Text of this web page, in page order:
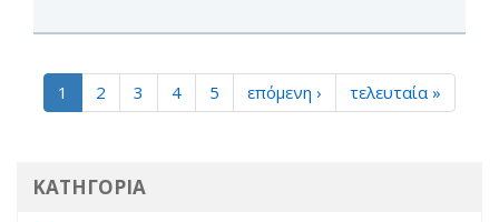
1 2 3 4 5 επόμενη › τελευταία »
ΚΑΤΗΓΟΡΙΑ